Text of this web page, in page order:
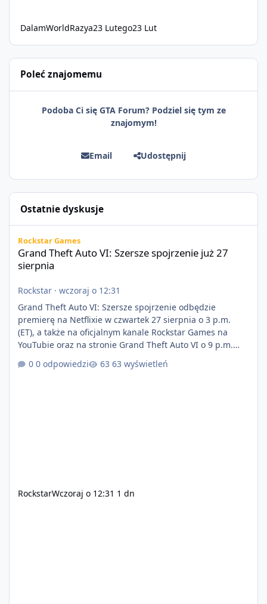
DalamWorldRazya23 Lutego23 Lut
Poleć znajomemu
Podoba Ci się GTA Forum? Podziel się tym ze
znajomym!
Email Udostępnij
Ostatnie dyskusje
Rockstar Games
Grand Theft Auto VI: Szersze spojrzenie już 27
sierpnia
Rockstar · wczoraj o 12:31
Grand Theft Auto VI: Szersze spojrzenie odbędzie
premierę na Netflixie w czwartek 27 sierpnia o 3 p.m.
(ET), a także na oficjalnym kanale Rockstar Games na
YouTubie oraz na stronie Grand Theft Auto VI o 9 p.m.
(ET) 27 sierpnia. https://netflix.com/GTAVI Grand Theft
Auto VI będzie dostępne 19 listopada na PlayStation 5
0 odpowiedzi 63 wyświetleń
RockstarWczoraj o 12:31 1 dn